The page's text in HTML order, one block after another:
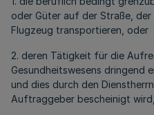
oder Güter auf der Straße,
Flugzeug transportieren, oder
2. deren Tätigkeit für die
Gesundheitswesens dringend
und dies durch den
Auftraggeber bescheinigt wird,